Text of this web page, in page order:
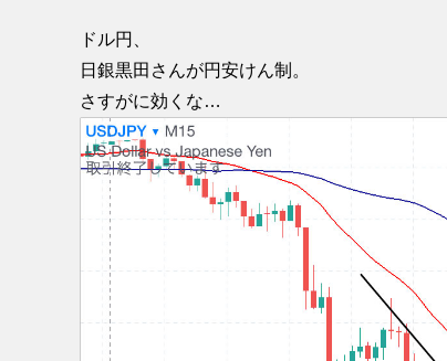
ドル円、
日銀黒田さんが円安けん制。
さすがに効くな…